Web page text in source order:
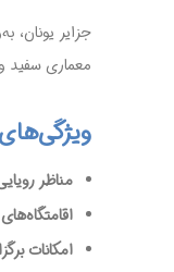
جزایر یونان،
معماری سفید
مناظر
امکانات